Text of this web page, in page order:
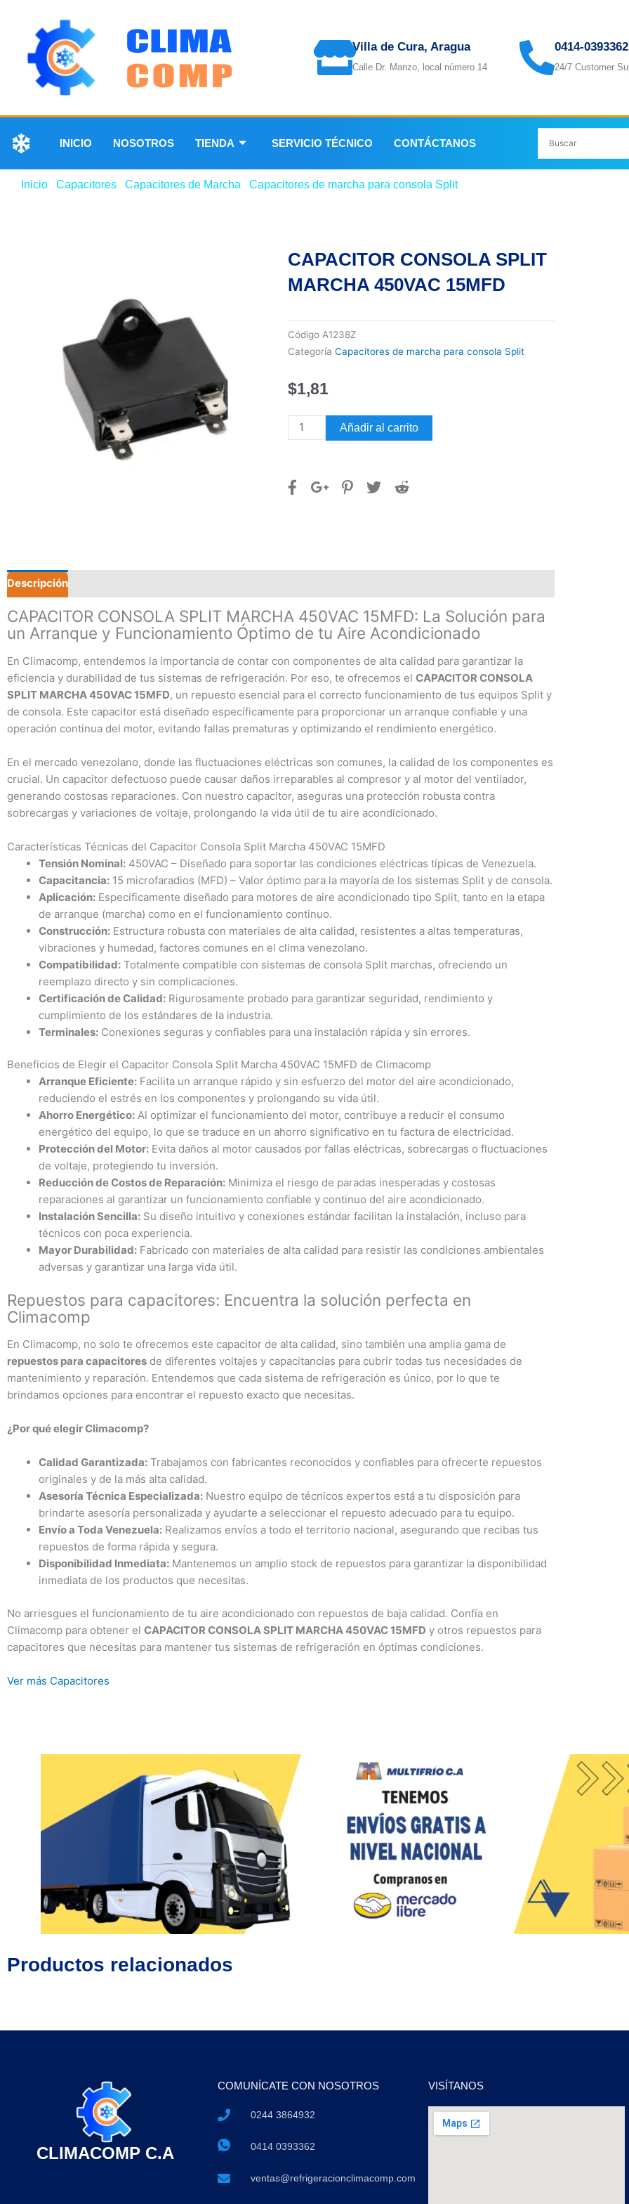
Villa de Cura, Aragua
Calle Dr. Manzo, local número 14
0414-0393362
24/7 Customer
INICIO NOSOTROS TIENDA SERVICIO TÉCNICO CONTÁCTANOS
Inicio Capacitores Capacitores de Marcha Capacitores de marcha para consola Split/ CAPACITOR CONSOLA SPLIT
CAPACITOR CONSOLA SPLIT
MARCHA 450VAC 15MFD
Código A1238Z
Categoría Capacitores de marcha para consola Split
$1,81
CAPACITOR
CONSOLA
450VAC
Añadir al carrito
Descripción
CAPACITOR CONSOLA SPLIT MARCHA 450VAC 15MFD: La Solución para
un Arranque y Funcionamiento Óptimo de tu Aire Acondicionado
En Climacomp, entendemos la importancia de contar con componentes de alta calidad para garantizar la
eficiencia y durabilidad de tus sistemas de refrigeración. Por eso, te ofrecemos el CAPACITOR CONSOLA
SPLIT MARCHA 450VAC 15MFD, un repuesto esencial para el correcto funcionamiento de tus equipos Split y
de consola. Este capacitor está diseñado específicamente para proporcionar un arranque confiable y una
operación continua del motor, evitando fallas prematuras y optimizando el rendimiento energético.
En el mercado venezolano, donde las fluctuaciones eléctricas son comunes, la calidad de los componentes es
crucial. Un capacitor defectuoso puede causar daños irreparables al compresor y al motor del ventilador,
generando costosas reparaciones. Con nuestro capacitor, aseguras una protección robusta contra
sobrecargas y variaciones de voltaje, prolongando la vida útil de tu aire acondicionado.
Características Técnicas del Capacitor Consola Split Marcha 450VAC 15MFD
Tensión Nominal: 450VAC – Diseñado para soportar las condiciones eléctricas típicas de Venezuela.
Capacitancia: 15 microfaradios (MFD) – Valor óptimo para la mayoría de los sistemas Split y de consola.
Aplicación: Específicamente diseñado para motores de aire acondicionado tipo Split, tanto en la etapa
de arranque (marcha) como en el funcionamiento continuo.
Construcción: Estructura robusta con materiales de alta calidad, resistentes a altas temperaturas,
vibraciones y humedad, factores comunes en el clima venezolano.
Compatibilidad: Totalmente compatible con sistemas de consola Split marchas, ofreciendo un
reemplazo directo y sin complicaciones.
Certificación de Calidad: Rigurosamente probado para garantizar seguridad, rendimiento y
cumplimiento de los estándares de la industria.
Terminales: Conexiones seguras y confiables para una instalación rápida y sin errores.
Beneficios de Elegir el Capacitor Consola Split Marcha 450VAC 15MFD de Climacomp
Arranque Eficiente: Facilita un arranque rápido y sin esfuerzo del motor del aire acondicionado,
reduciendo el estrés en los componentes y prolongando su vida útil.
Ahorro Energético: Al optimizar el funcionamiento del motor, contribuye a reducir el consumo
energético del equipo, lo que se traduce en un ahorro significativo en tu factura de electricidad.
Protección del Motor: Evita daños al motor causados por fallas eléctricas, sobrecargas o fluctuaciones
de voltaje, protegiendo tu inversión.
Reducción de Costos de Reparación: Minimiza el riesgo de paradas inesperadas y costosas
reparaciones al garantizar un funcionamiento confiable y continuo del aire acondicionado.
Instalación Sencilla: Su diseño intuitivo y conexiones estándar facilitan la instalación, incluso para
técnicos con poca experiencia.
Mayor Durabilidad: Fabricado con materiales de alta calidad para resistir las condiciones ambientales
adversas y garantizar una larga vida útil.
Repuestos para capacitores: Encuentra la solución perfecta en
Climacomp
En Climacomp, no solo te ofrecemos este capacitor de alta calidad, sino también una amplia gama de
repuestos para capacitores de diferentes voltajes y capacitancias para cubrir todas tus necesidades de
mantenimiento y reparación. Entendemos que cada sistema de refrigeración es único, por lo que te
brindamos opciones para encontrar el repuesto exacto que necesitas.
¿Por qué elegir Climacomp?
Calidad Garantizada: Trabajamos con fabricantes reconocidos y confiables para ofrecerte repuestos
originales y de la más alta calidad.
Asesoría Técnica Especializada: Nuestro equipo de técnicos expertos está a tu disposición para
brindarte asesoría personalizada y ayudarte a seleccionar el repuesto adecuado para tu equipo.
Envío a Toda Venezuela: Realizamos envíos a todo el territorio nacional, asegurando que recibas tus
repuestos de forma rápida y segura.
Disponibilidad Inmediata: Mantenemos un amplio stock de repuestos para garantizar la disponibilidad
inmediata de los productos que necesitas.
No arriesgues el funcionamiento de tu aire acondicionado con repuestos de baja calidad. Confía en
Climacomp para obtener el CAPACITOR CONSOLA SPLIT MARCHA 450VAC 15MFD y otros repuestos para
capacitores que necesitas para mantener tus sistemas de refrigeración en óptimas condiciones.
Ver más Capacitores
Productos relacionados
CLIMACOMP C.A
COMUNÍCATE CON NOSOTROS
0244 3864932
0414 0393362
ventas@refrigeracionclimacomp.com
VISÍTANOS